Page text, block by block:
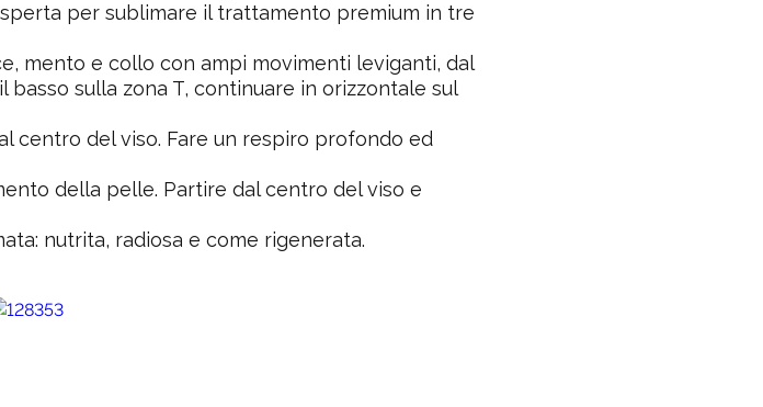
per sublimare il trattamento premium in tre
mento e collo con ampi movimenti leviganti, dal
sulla zona T, continuare in orizzontale sul
centro del viso. Fare un respiro profondo ed
della pelle. Partire dal centro del viso e
nutrita, radiosa e come rigenerata.